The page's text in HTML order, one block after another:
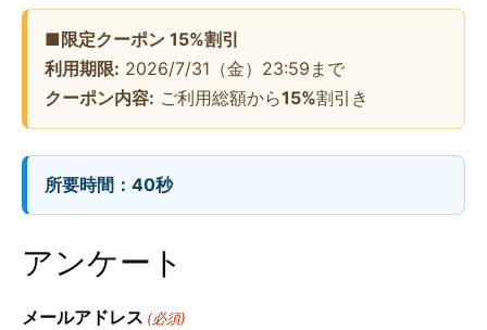
■限定クーポン 15%割引
利用期限: 2026/7/31（金）23:59まで
クーポン内容: ご利用総額から15%割引き
所要時間：40秒
アンケート
メールアドレス (必須)